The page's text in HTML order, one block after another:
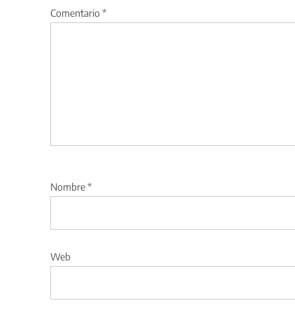
Comentario *
Nombre*
Web